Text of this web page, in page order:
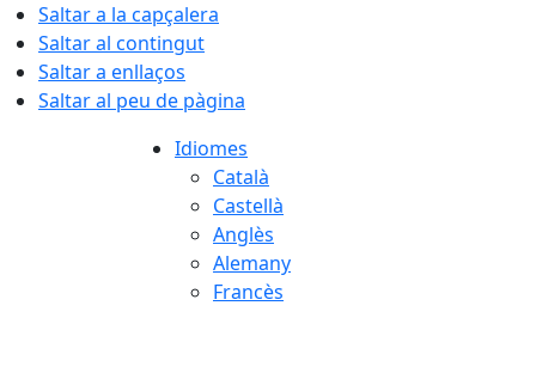
Saltar a la capçalera
Saltar al contingut
Saltar a enllaços
Saltar al peu de pàgina
Idiomes
Català
Castellà
Anglès
Alemany
Francès